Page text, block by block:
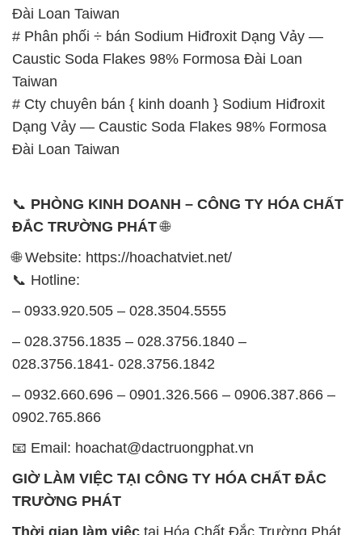
Đài Loan Taiwan
# Phân phối ÷ bán Sodium Hiđroxit Dạng Vảy —
Caustic Soda Flakes 98% Formosa Đài Loan
Taiwan
# Cty chuyên bán { kinh doanh } Sodium Hiđroxit
Dạng Vảy — Caustic Soda Flakes 98% Formosa
Đài Loan Taiwan
📞 PHÒNG KINH DOANH – CÔNG TY HÓA CHẤT
ĐẮC TRƯỜNG PHÁT🌐
🌐 Website: https://hoachatviet.net/
📞 Hotline:
– 0933.920.505 – 028.3504.5555
– 028.3756.1835 – 028.3756.1840 –
028.3756.1841- 028.3756.1842
– 0932.660.696 – 0901.326.566 – 0906.387.866 –
0902.765.866
📧 Email: hoachat@dactruongphat.vn
GIỜ LÀM VIỆC TẠI CÔNG TY HÓA CHẤT ĐẮC
TRƯỜNG PHÁT
Thời gian làm việc tại Hóa Chất Đắc Trường Phát